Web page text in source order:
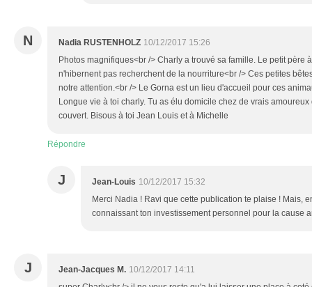
N Nadia RUSTENHOLZ 10/12/2017 15:26
Photos magnifiques<br /> Charly a trouvé sa famille. Le petit père
n'hibernent pas recherchent de la nourriture<br /> Ces petites
notre attention.<br /> Le Gorna est un lieu d'accueil pour ces
Longue vie à toi charly. Tu as élu domicile chez de vrais
couvert. Bisous à toi Jean Louis et à Michelle
Répondre
J Jean-Louis 10/12/2017 15:32
Merci Nadia ! Ravi que cette publication te plaise ! Mais,
connaissant ton investissement personnel pour la cause
J Jean-Jacques M. 10/12/2017 14:11